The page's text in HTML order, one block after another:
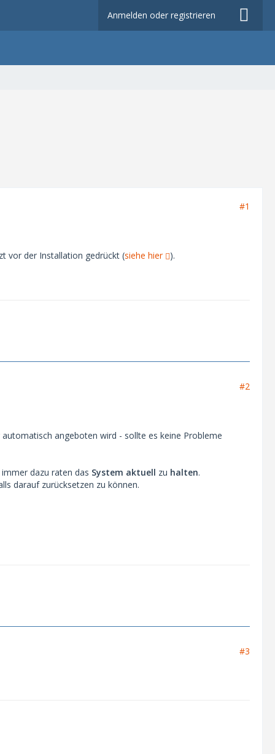
Anmelden oder registrieren
#1
vor der Installation gedrückt (siehe hier ).
#2
angeboten wird - sollte es keine Probleme
dazu raten das System aktuell zu halten.
darauf zurücksetzen zu können.
#3